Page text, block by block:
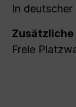
In deutscher
Freie